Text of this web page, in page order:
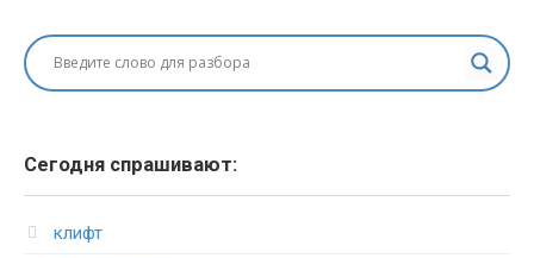
Сегодня спрашивают:
клифт